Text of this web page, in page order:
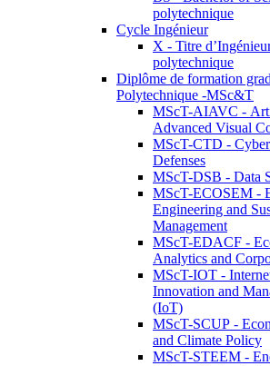
polytechnique
Cycle Ingénieur
X - Titre
polytechnique
Diplôme de formation
Polytechnique -MSc&T
MScT-AIAVC -
Advanced Visual
MScT-CTD -
Defenses
MScT-DSB - Data
MScT-ECOSEM -
Engineering and
Management
MScT-EDACF -
Analytics and
MScT-IOT -
Innovation and
(IoT)
MScT-SCUP -
and Climate Policy
MScT-STEEM -